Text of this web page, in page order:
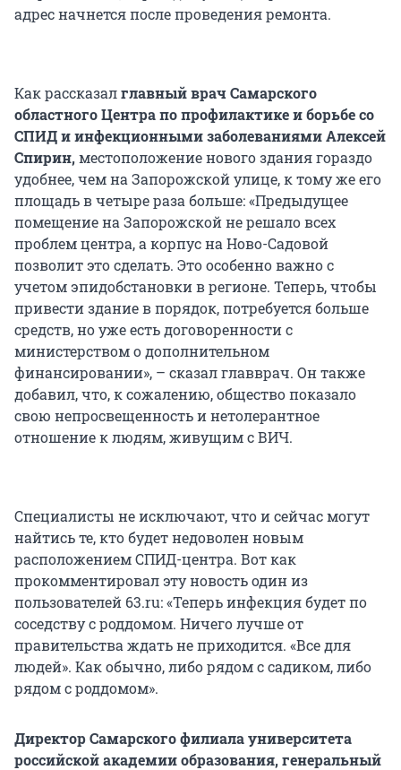
адрес начнется после проведения ремонта.
Как рассказалглавный врач Самарского
областного Центра по профилактике и борьбе со
СПИД и инфекционными заболеваниями Алексей
Спирин,местоположение нового здания гораздо
удобнее, чем на Запорожской улице, к тому же его
площадь в четыре раза больше: «Предыдущее
помещение на Запорожской не решало всех
проблем центра, а корпус на Ново-Садовой
позволит это сделать. Это особенно важно с
учетом эпидобстановки в регионе. Теперь, чтобы
привести здание в порядок, потребуется больше
средств, но уже есть договоренности с
министерством о дополнительном
финансировании», – сказал главврач. Он также
добавил, что, к сожалению, общество показало
свою непросвещенность и нетолерантное
отношение к людям, живущим с ВИЧ.
Специалисты не исключают, что и сейчас могут
найтись те, кто будет недоволен новым
расположением СПИД-центра. Вот как
прокомментировал эту новость один из
пользователей 63.ru: «Теперь инфекция будет по
соседству с роддомом. Ничего лучше от
правительства ждать не приходится. «Все для
людей». Как обычно, либо рядом с садиком, либо
рядом с роддомом».
Директор Самарского филиала университета
российской академии образования, генеральный